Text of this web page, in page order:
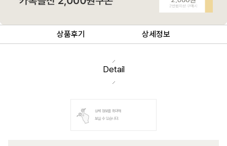
상품후기 상세정보
Detail
상세 정보를 확대해
보실 수 있습니다.